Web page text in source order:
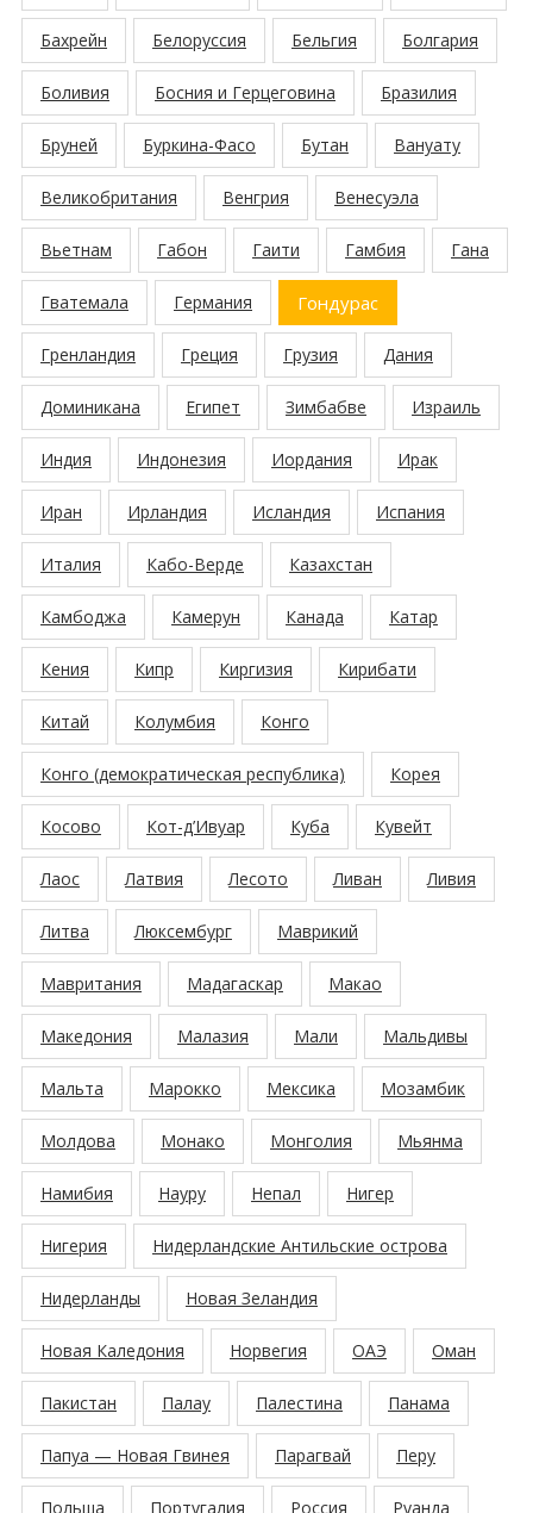
Бахрейн Белоруссия Бельгия Болгария
Боливия Босния и Герцеговина Бразилия
Бруней Буркина-Фасо Бутан Вануату
Великобритания Венгрия Венесуэла
Вьетнам Габон Гаити Гамбия Гана
Гватемала Германия Гондурас
Гренландия Греция Грузия Дания
Доминикана Египет Зимбабве Израиль
Индия Индонезия Иордания Ирак
Иран Ирландия Исландия Испания
Италия Кабо-Верде Казахстан
Камбоджа Камерун Канада Катар
Кения Кипр Киргизия Кирибати
Китай Колумбия Конго
Конго (демократическая республика) Корея
Косово Кот-д’Ивуар Куба Кувейт
Лаос Латвия Лесото Ливан Ливия
Литва Люксембург Маврикий
Мавритания Мадагаскар Макао
Македония Малазия Мали Мальдивы
Мальта Марокко Мексика Мозамбик
Молдова Монако Монголия Мьянма
Намибия Науру Непал Нигер
Нигерия Нидерландские Антильские острова
Нидерланды Новая Зеландия
Новая Каледония Норвегия ОАЭ Оман
Пакистан Палау Палестина Панама
Папуа — Новая Гвинея Парагвай Перу
Польша Португалия Россия Руанда